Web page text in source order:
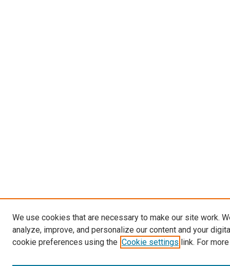
We use cookies that are necessary to make our site work.
analyze, improve, and personalize our content and your
cookie preferences using the Cookie settings link. For